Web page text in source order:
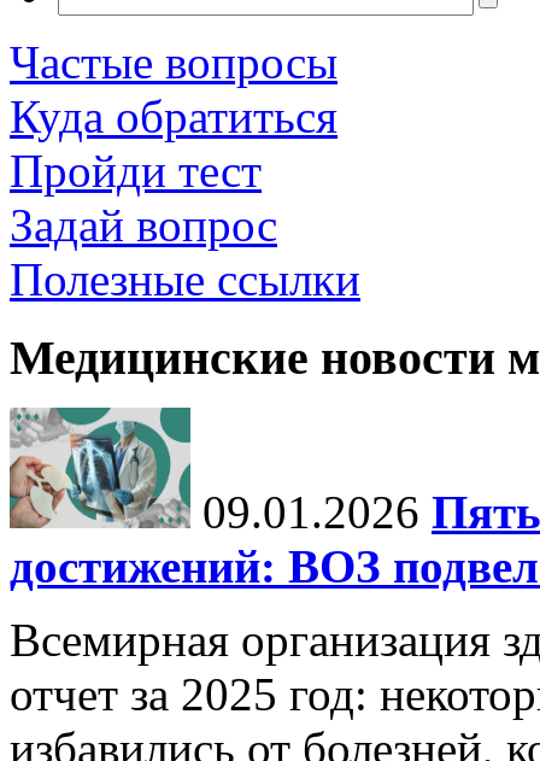
Частые вопросы
Куда обратиться
Пройди тест
Задай вопрос
Полезные ссылки
Медицинские новости
09.01.2026
достижений: ВОЗ
Всемирная организация
отчет за 2025 год:
избавились от болезней,